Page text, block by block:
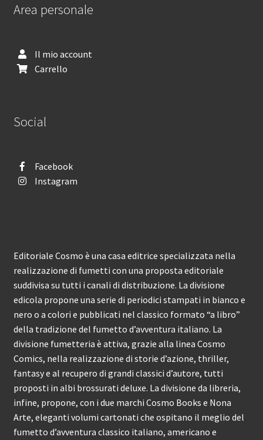
Area personale
Il mio account
Carrello
Social
Facebook
Instagram
Editoriale Cosmo è una casa editrice specializzata nella
realizzazione di fumetti con una proposta editoriale
suddivisa su tutti i canali di distribuzione. La divisione
edicola propone una serie di periodici stampati in bianco e
nero o a colori e pubblicati nel classico formato “a libro”
della tradizione del fumetto d’avventura italiano. La
divisione fumetteria è attiva, grazie alla linea Cosmo
Comics, nella realizzazione di storie d’azione, thriller,
fantasy e al recupero di grandi classici d’autore, tutti
proposti in albi brossurati deluxe. La divisione da libreria,
infine, propone, con i due marchi Cosmo Books e Nona
Arte, eleganti volumi cartonati che ospitano il meglio del
fumetto d’avventura classico italiano, americano e